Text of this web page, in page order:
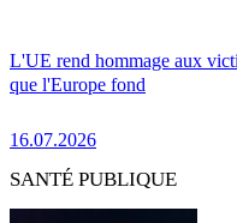
L'UE rend hommage aux
que l'Europe fond
16.07.2026
SANTÉ PUBLIQUE